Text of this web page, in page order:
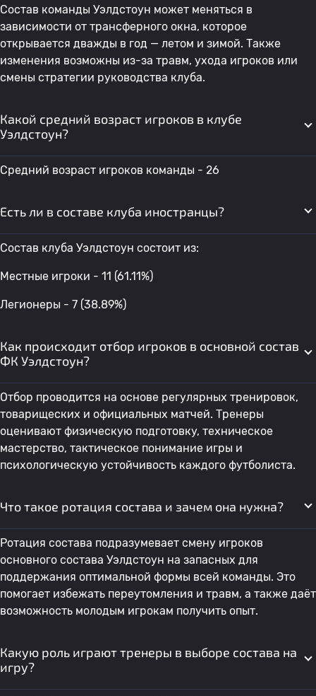
Состав команды Уэлдстоун может меняться в
зависимости от трансферного окна, которое
открывается дважды в год — летом и зимой. Также
изменения возможны из-за травм, ухода игроков или
смены стратегии руководства клуба.
Какой средний возраст игроков в клубе
Уэлдстоун?
Средний возраст игроков команды - 26
Есть ли в составе клуба иностранцы?
Состав клуба Уэлдстоун состоит из:
Местные игроки - 11 (61.11%)
Легионеры - 7 (38.89%)
Как происходит отбор игроков в основной состав
ФК Уэлдстоун?
Отбор проводится на основе регулярных тренировок,
товарищеских и официальных матчей. Тренеры
оценивают физическую подготовку, техническое
мастерство, тактическое понимание игры и
психологическую устойчивость каждого футболиста.
Что такое ротация состава и зачем она нужна?
Ротация состава подразумевает смену игроков
основного состава Уэлдстоун на запасных для
поддержания оптимальной формы всей команды. Это
помогает избежать переутомления и травм, а также даёт
возможность молодым игрокам получить опыт.
Какую роль играют тренеры в выборе состава на
игру?